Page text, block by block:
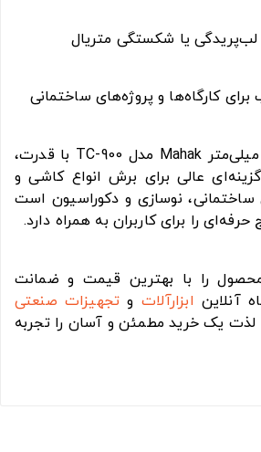
یا شکستگی متریال
کارگاه‌ها و پروژه‌های ساختمانی
ماشین کاشی بر ۲۰۰ میلی‌متر Mahak مدل TC-900 با قدرت،
عالی برای برش انواع کاشی و
ساختمانی، نوسازی و دکوراسیون است
را برای کاربران به همراه دارد.
را با بهترین قیمت و ضمانت
آنلاین ابزارآلات وتجهیزات صنعتی
لذت یک خرید مطمئن و آسان را تجربه